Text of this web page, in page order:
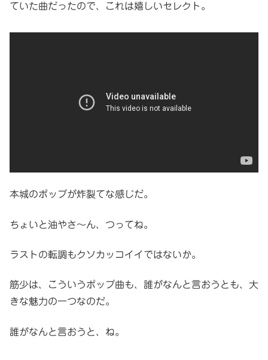
ていた曲だったので、これは嬉しいセレクト。
本城のポップが炸裂てな感じだ。
ちょいと油やさ～ん、つってね。
ラストの転調もクソカッコイイではないか。
筋少は、こういうポップ曲も、誰がなんと言おうとも、大
きな魅力の一つなのだ。
誰がなんと言おうと、ね。